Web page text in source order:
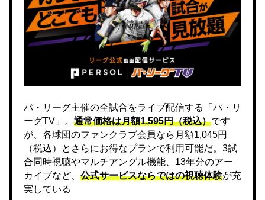
パ・リーグ主催の全試合をライブ配信する「パ・リ
ーグTV」。 通常価格は月額1,595円（税込）です
が、各球団のファンクラブ会員なら月額1,045円
（税込）とさらにお得なプランで利用可能だ。3試
合同時視聴やマルチアングル機能、13年分のアー
カイブなど、 公式サービスならではの視聴体験が充
実している